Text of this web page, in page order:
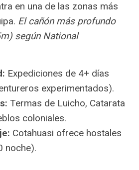
en una de las zonas más
El cañón más profundo
según National
Expediciones de 4+ días
experimentados).
Termas de Luicho, Catarata
coloniales.
Cotahuasi ofrece hostales
noche).